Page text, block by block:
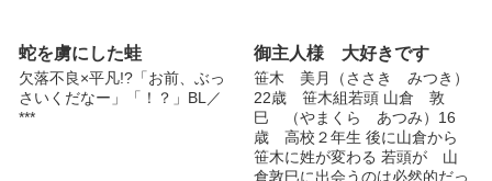
蛇を虜にした蛙
欠落不良×平凡!?「お前、ぶっ
さいくだなー」「！？」BL／
***
御主人様 大好きです
笹木 美月（ささき みつき）
22歳 笹木組若頭 山倉 敦
巳 （やまくら あつみ）16
歳 高校２年生 後に山倉から
笹木に姓が変わる 若頭が 山
倉敦巳に出会うのは必然的だっ